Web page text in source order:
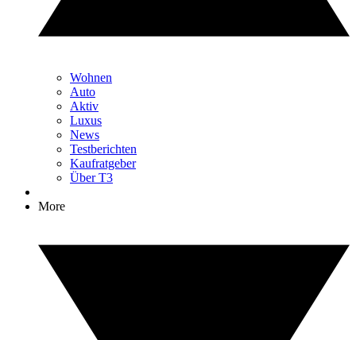
Wohnen
Auto
Aktiv
Luxus
News
Testberichten
Kaufratgeber
Über T3
More